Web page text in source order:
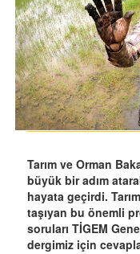
Tarım ve Orman
büyük bir adım
hayata geçirdi.
taşıyan bu önemli
soruları TİGEM
dergimiz için